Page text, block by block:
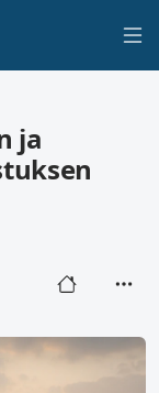
ja